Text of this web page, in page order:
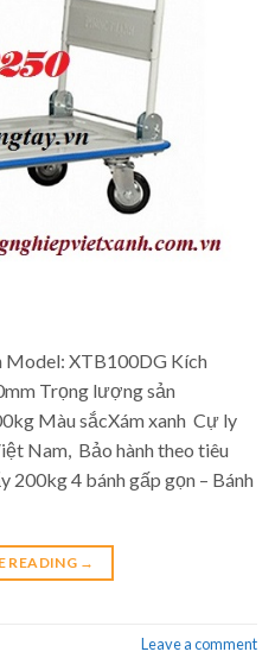
Model: XTB100DG Kích
Trọng lượng sản
Màu sắcXám xanh Cự ly
Nam, Bảo hành theo tiêu
200kg 4 bánh gấp gọn – Bánh
READING →
Leave a comment